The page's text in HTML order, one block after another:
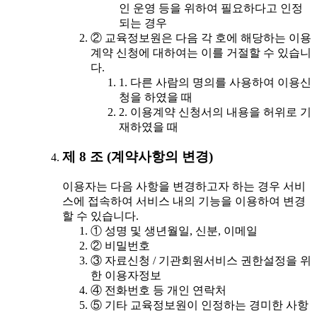
인 운영 등을 위하여 필요하다고 인정
되는 경우
② 교육정보원은 다음 각 호에 해당하는 이용
계약 신청에 대하여는 이를 거절할 수 있습니
다.
1. 다른 사람의 명의를 사용하여 이용신
청을 하였을 때
2. 이용계약 신청서의 내용을 허위로 기
재하였을 때
제 8 조 (계약사항의 변경)
이용자는 다음 사항을 변경하고자 하는 경우 서비
스에 접속하여 서비스 내의 기능을 이용하여 변경
할 수 있습니다.
① 성명 및 생년월일, 신분, 이메일
② 비밀번호
③ 자료신청 / 기관회원서비스 권한설정을 위
한 이용자정보
④ 전화번호 등 개인 연락처
⑤ 기타 교육정보원이 인정하는 경미한 사항